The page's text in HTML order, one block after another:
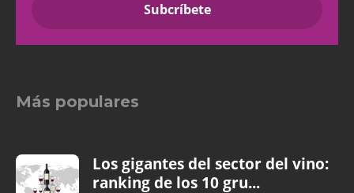
Más populares
Los gigantes del sector del vino:
ranking de los 10 gru...